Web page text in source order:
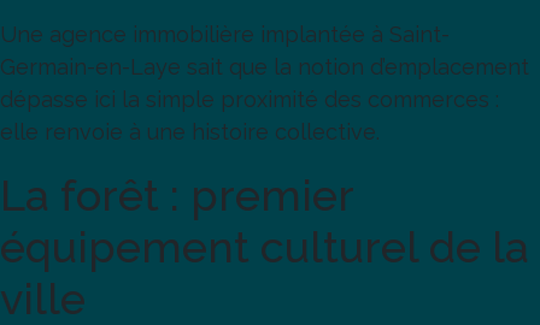
Une agence immobilière implantée à Saint-
Germain-en-Laye sait que la notion d’emplacement
dépasse ici la simple proximité des commerces :
elle renvoie à une histoire collective.
La forêt : premier
équipement culturel de la
ville